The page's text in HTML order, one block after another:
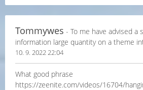
Tommywes - To me have advised a
information large quantity on a theme
10. 9. 2022 22:04
What good phrase
https://zeenite.com/videos/16704/